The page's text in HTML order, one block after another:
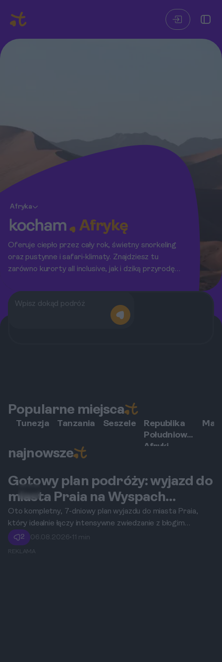
Afryka
Afrykę
Oferuje ciepło przez cały rok, świetny snorkeling
oraz pustynne i safari-klimaty. Znajdziesz tu
zarówno kurorty all inclusive, jak i dziką przyrodę
Popularne miejsca
Tunezja Tanzania Seszele
Republika
Południowej
Afryki
najnowsze
Gotowy plan podróży: wyjazd do
miasta Praia na Wyspach
Zielonego Przylądka na 7 dni
łączących zwiedzanie z relaksem
Oto kompletny, 7-dniowy plan wyjazdu do miasta Praia,
który idealnie łączy intensywne zwiedzanie z błogim
relaksem na słonecznych plażach.
2 06.08.2026• 11 min
REKLAMA